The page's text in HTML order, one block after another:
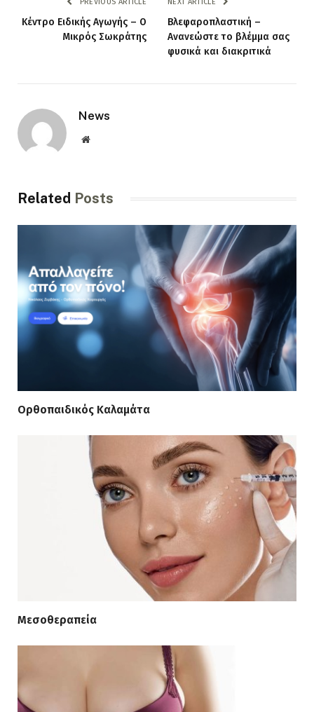
Κέντρο Ειδικής Αγωγής – Ο
Μικρός Σωκράτης
Βλεφαροπλαστική –
Ανανεώστε το βλέμμα σας
φυσικά και διακριτικά
News
Website
Related Posts
Ορθοπαιδικός Καλαμάτα
Μεσοθεραπεία